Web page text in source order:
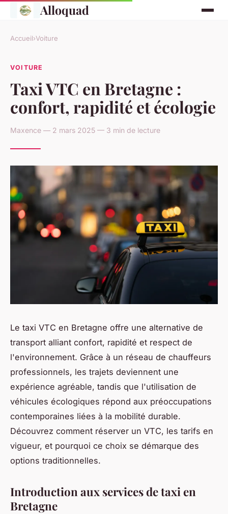
Alloquad
Accueil›Voiture
VOITURE
Taxi VTC en Bretagne :
confort, rapidité et écologie
Maxence — 2 mars 2025 — 3 min de lecture
Le taxi VTC en Bretagne offre une alternative de
transport alliant confort, rapidité et respect de
l'environnement. Grâce à un réseau de chauffeurs
professionnels, les trajets deviennent une
expérience agréable, tandis que l'utilisation de
véhicules écologiques répond aux préoccupations
contemporaines liées à la mobilité durable.
Découvrez comment réserver un VTC, les tarifs en
vigueur, et pourquoi ce choix se démarque des
options traditionnelles.
Introduction aux services de taxi en
Bretagne